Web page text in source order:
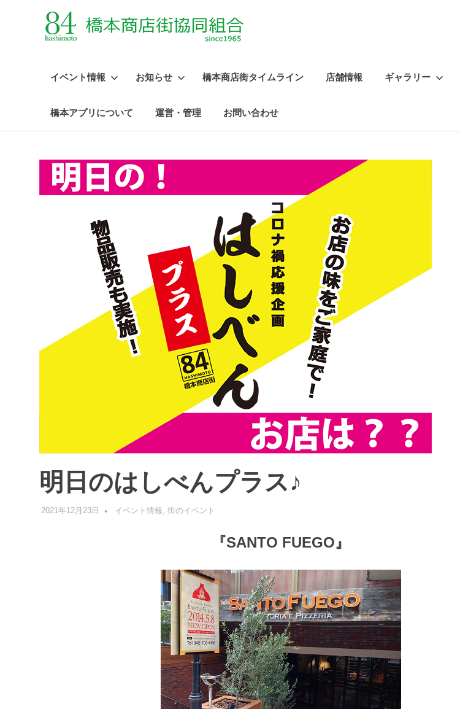
イベント情報 お知らせ 橋本商店街タイムライン 店舗情報 ギャラリー
橋本アプリについて 運営・管理 お問い合わせ
明日のはしべんプラス♪
2021年12月23日 管理者
イベント情報 街のイベント
『SANTO FUEGO』